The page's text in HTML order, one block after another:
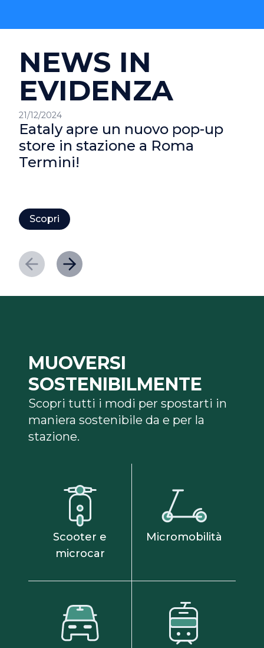
NEWS IN
EVIDENZA
21/12/2024
Eataly apre un nuovo pop-up
store in stazione a Roma
Termini!
Scopri
MUOVERSI
SOSTENIBILMENTE
Scopri tutti i modi per spostarti in
maniera sostenibile da e per la
stazione.
Scooter e
microcar
Micromobilità